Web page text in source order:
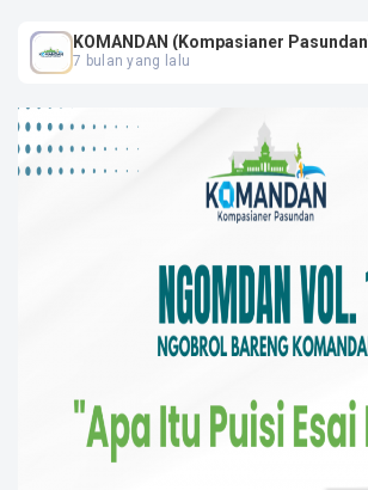
sekaligus memperkenalkan banyak aspek tentang
dan internasional melalui konten yang dibuat. Kami
KOManDAN dengan sebutan "Dulur KOManDAN" yang
terbuka untuk umum.
Kategori :Content Creator
Jawa Barat, Bandung
KOMANDAN (Kompasianer
7 bulan yang lalu